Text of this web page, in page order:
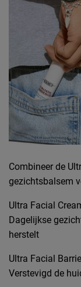
Combineer de
gezichtsbalsem
Ultra Facial
Dagelijkse
herstelt
Ultra Facial
Verstevigd de